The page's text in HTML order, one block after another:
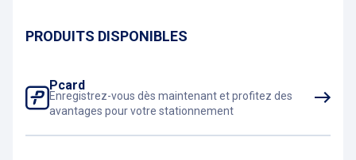
PRODUITS DISPONIBLES
Pcard
Enregistrez-vous dès maintenant et profitez des
avantages pour votre stationnement